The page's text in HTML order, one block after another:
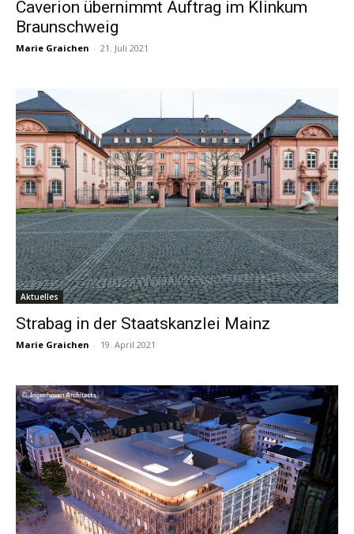
Caverion übernimmt Auftrag im Klinkum
Braunschweig
Marie Graichen - 21. Juli 2021
Aktuelles
Strabag in der Staatskanzlei Mainz
Marie Graichen - 19. April 2021